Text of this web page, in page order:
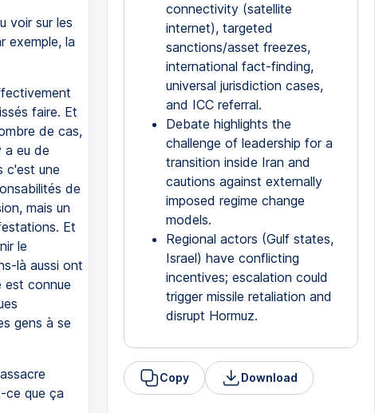
voir sur les
exemple, la
faire. Et
de cas,
a eu de
c'est une
de
mais un
Et
le
là aussi ont
est connue
gens à se
ce que ça
connectivity (satellite
internet), targeted
sanctions/asset freezes,
international fact-finding,
universal jurisdiction cases,
and ICC referral.
Debate highlights the
challenge of leadership for a
transition inside Iran and
cautions against externally
imposed regime change
models.
Regional actors (Gulf states,
Israel) have conflicting
incentives; escalation could
trigger missile retaliation and
disrupt Hormuz.
Copy Download